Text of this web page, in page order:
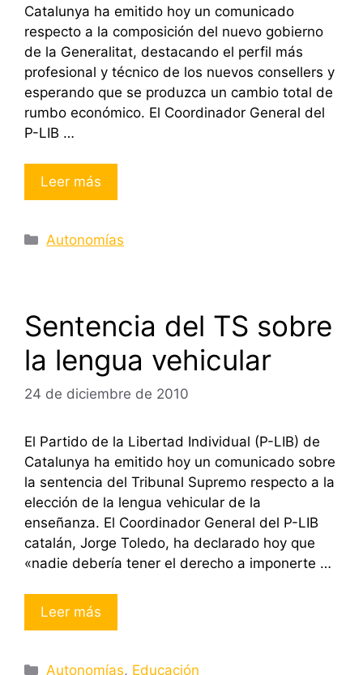
Catalunya ha emitido hoy un comunicado
respecto a la composición del nuevo gobierno
de la Generalitat, destacando el perfil más
profesional y técnico de los nuevos consellers y
esperando que se produzca un cambio total de
rumbo económico. El Coordinador General del
P-LIB …
Leer más
Categorías
Autonomías
Sentencia del TS sobre
la lengua vehicular
24 de diciembre de 2010
El Partido de la Libertad Individual (P-LIB) de
Catalunya ha emitido hoy un comunicado sobre
la sentencia del Tribunal Supremo respecto a la
elección de la lengua vehicular de la
enseñanza. El Coordinador General del P-LIB
catalán, Jorge Toledo, ha declarado hoy que
«nadie debería tener el derecho a imponerte …
Leer más
Categorías
Autonomías, Educación